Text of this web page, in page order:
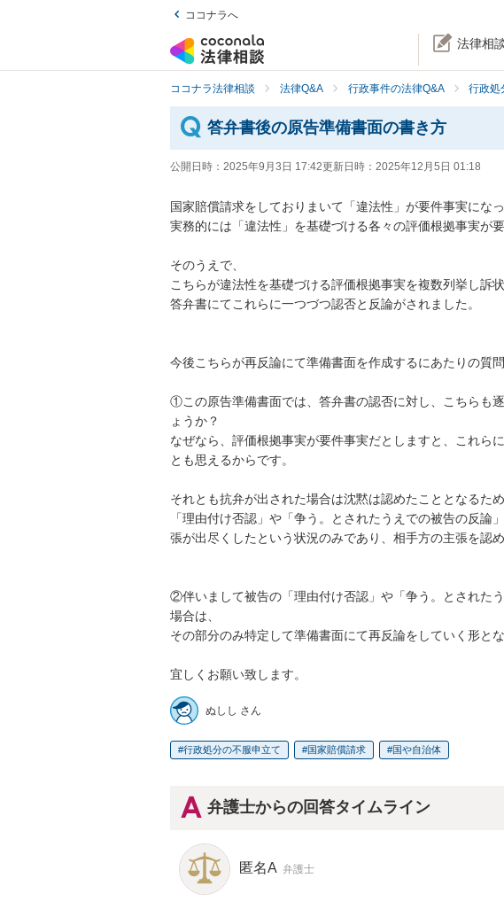
ココナラへ
法律相
ココナラ法律相談 法律Q&A 行政事件の法律Q&A 行政処
答弁書後の原告準備書面の書き方
公開日時： 2025年9月3日 17:42更新日時： 2025年12月5日 01:18
国家賠償請求をしておりまいて「違法性」が要件事実にな
実務的には「違法性」を基礎づける各々の評価根拠事実が
そのうえで、
こちらが違法性を基礎づける評価根拠事実を複数列挙し訴
答弁書にてこれらに一つづつ認否と反論がされました。
今後こちらが再反論にて準備書面を作成するにあたりの質問
①この原告準備書面では、答弁書の認否に対し、こちらも
ょうか？
なぜなら、評価根拠事実が要件事実だとしますと、これら
とも思えるからです。
それとも抗弁が出された場合は沈黙は認めたこととなるた
「理由付け否認」や「争う。とされたうえでの被告の反論
張が出尽くしたという状況のみであり、相手方の主張を認
②伴いまして被告の「理由付け否認」や「争う。とされた
場合は、
その部分のみ特定して準備書面にて再反論をしていく形と
宜しくお願い致します。
ぬしし さん
行政処分の不服申立て 国家賠償請求 国や自治体
弁護士からの回答タイムライン
匿名A 弁護士